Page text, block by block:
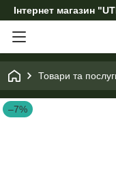
Інтернет магазин
Товари та
–7%